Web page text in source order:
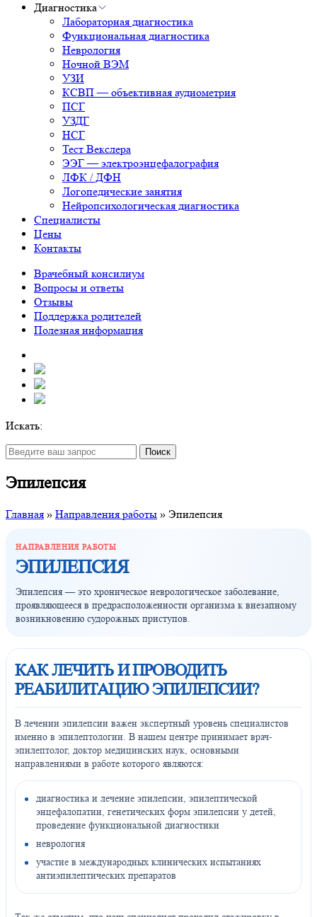
Диагностика
Лабораторная диагностика
Функциональная диагностика
Неврология
Ночной ВЭМ
УЗИ
КСВП — объективная аудиометрия
ПСГ
УЗДГ
НСГ
Тест Векслера
ЭЭГ — электроэнцефалография
ЛФК / ДФН
Логопедические занятия
Нейропсихологическая диагностика
Специалисты
Цены
Контакты
Врачебный консилиум
Вопросы и ответы
Отзывы
Поддержка родителей
Полезная информация
Искать:
Поиск
Эпилепсия
Главная » Направления работы » Эпилепсия
НАПРАВЛЕНИЯ РАБОТЫ
ЭПИЛЕПСИЯ
Эпилепсия — это хроническое неврологическое заболевание,
проявляющееся в предрасположенности организма к внезапному
возникновению судорожных приступов.
КАК ЛЕЧИТЬ И ПРОВОДИТЬ
РЕАБИЛИТАЦИЮ ЭПИЛЕПСИИ?
В лечении эпилепсии важен экспертный уровень специалистов
именно в эпилептологии. В нашем центре принимает врач-
эпилептолог, доктор медицинских наук, основными
направлениями в работе которого являются:
диагностика и лечение эпилепсии, эпилептической
энцефалопатии, генетических форм эпилепсии у детей,
проведение функциональной диагностики
неврология
участие в международных клинических испытаниях
антиэпилептических препаратов